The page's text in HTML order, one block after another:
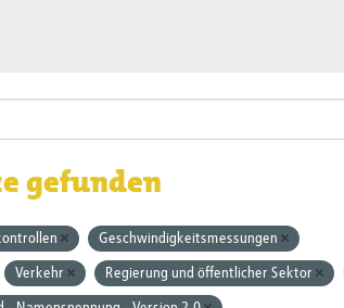
gefunden
Geschwindigkeitsmessungen
Verkehr Regierung und öffentlicher Sektor